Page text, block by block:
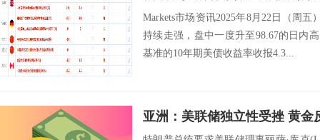
Markets市场资讯2025年8月22日（周
持续走强，盘中一度升至98.67的日内
基准的10年期美债收益率收报4.3...
亚洲：美联储独立性受挫 黄金